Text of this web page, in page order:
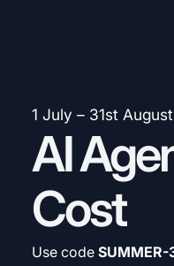
1 July – 31st
AI
Cost
Use code SUMMER-